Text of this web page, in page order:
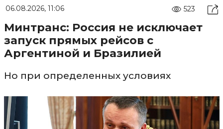
06.08.2026, 11:06 523
Минтранс: Россия не исключает
запуск прямых рейсов с
Аргентиной и Бразилией
Но при определенных условиях